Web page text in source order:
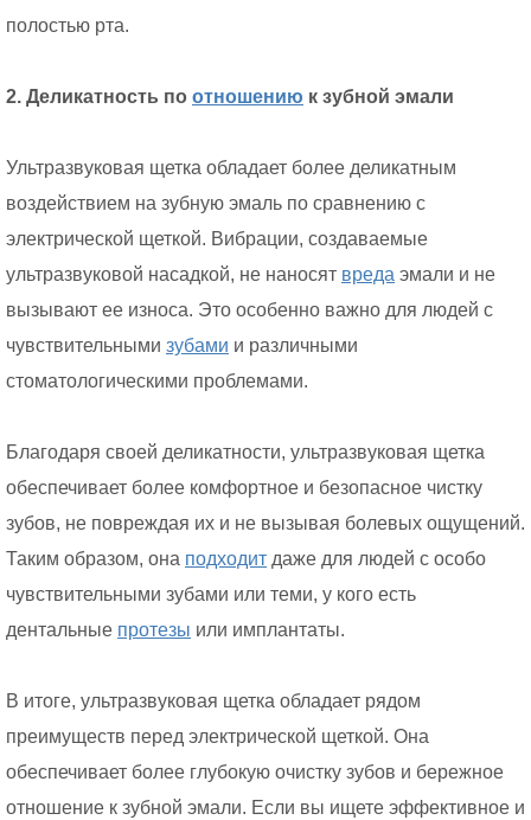
полостью рта.
2. Деликатность по отношению к зубной эмали
Ультразвуковая щетка обладает более деликатным
воздействием на зубную эмаль по сравнению с
электрической щеткой. Вибрации, создаваемые
ультразвуковой насадкой, не наносят вреда эмали и не
вызывают ее износа. Это особенно важно для людей с
чувствительными зубами и различными
стоматологическими проблемами.
Благодаря своей деликатности, ультразвуковая щетка
обеспечивает более комфортное и безопасное чистку
зубов, не повреждая их и не вызывая болевых ощущений.
Таким образом, она подходит даже для людей с особо
чувствительными зубами или теми, у кого есть
дентальные протезы или имплантаты.
В итоге, ультразвуковая щетка обладает рядом
преимуществ перед электрической щеткой. Она
обеспечивает более глубокую очистку зубов и бережное
отношение к зубной эмали. Если вы ищете эффективное и